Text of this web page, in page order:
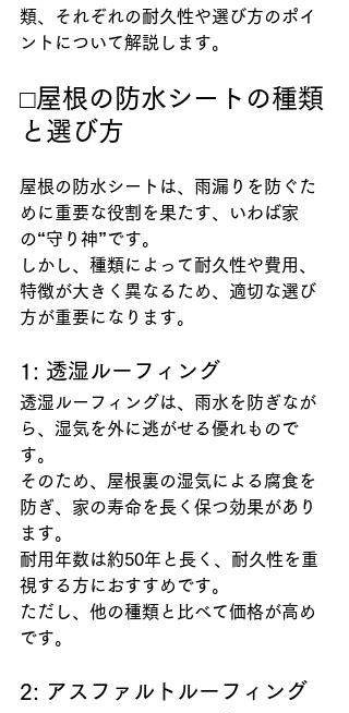
類、それぞれの耐久性や選び方のポイ
ントについて解説します。
□屋根の防水シートの種類
と選び方
屋根の防水シートは、雨漏りを防ぐた
めに重要な役割を果たす、いわば家
の“守り神”です。
しかし、種類によって耐久性や費用、
特徴が大きく異なるため、適切な選び
方が重要になります。
1: 透湿ルーフィング
透湿ルーフィングは、雨水を防ぎなが
ら、湿気を外に逃がせる優れもので
す。
そのため、屋根裏の湿気による腐食を
防ぎ、家の寿命を長く保つ効果があり
ます。
耐用年数は約50年と長く、耐久性を重
視する方におすすめです。
ただし、他の種類と比べて価格が高め
です。
2: アスファルトルーフィング